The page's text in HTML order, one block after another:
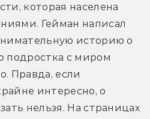
которая населена
Гейман написал
историю о
подростка с миром
Правда, если
интересно, о
нельзя. На страницах